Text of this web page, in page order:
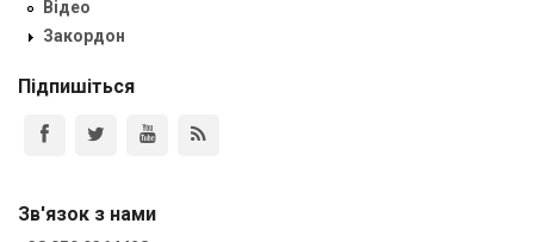
Відео
Закордон
Підпишіться
Зв'язок з нами